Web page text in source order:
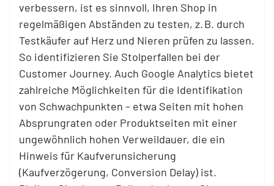
verbessern, ist es sinnvoll, Ihren Shop in
regelmäßigen Abständen zu testen, z. B. durch
Testkäufer auf Herz und Nieren prüfen zu lassen.
So identifizieren Sie Stolperfallen bei der
Customer Journey. Auch Google Analytics bietet
zahlreiche Möglichkeiten für die Identifikation
von Schwachpunkten – etwa Seiten mit hohen
Absprungraten oder Produktseiten mit einer
ungewöhnlich hohen Verweildauer, die ein
Hinweis für Kaufverunsicherung
(Kaufverzögerung, Conversion Delay) ist.